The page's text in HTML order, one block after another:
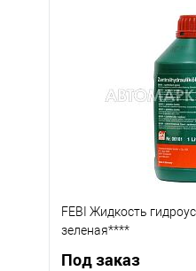
FEBI Жидкость
зеленая****
Под заказ